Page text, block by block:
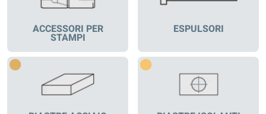
ACCESSORI PER
STAMPI
ESPULSORI